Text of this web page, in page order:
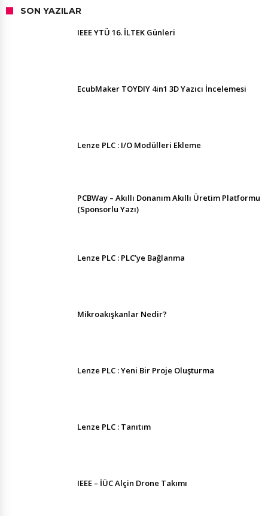
SON YAZILAR
IEEE YTÜ 16. İLTEK Günleri
EcubMaker TOYDIY 4in1 3D Yazıcı İncelemesi
Lenze PLC : I/O Modülleri Ekleme
PCBWay – Akıllı Donanım Akıllı Üretim Platformu
(Sponsorlu Yazı)
Lenze PLC : PLC’ye Bağlanma
Mikroakışkanlar Nedir?
Lenze PLC : Yeni Bir Proje Oluşturma
Lenze PLC : Tanıtım
IEEE – İÜC Alçin Drone Takımı